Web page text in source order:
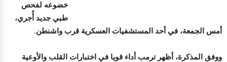
خضوعه لفحص
طبي جديد أُجري،
أمس الجمعة، في أحد المستشفيات العسكرية قرب واشنطن.
ووفق المذكرة، أظهر ترمب أداء قويا في اختبارات القلب والأوعية